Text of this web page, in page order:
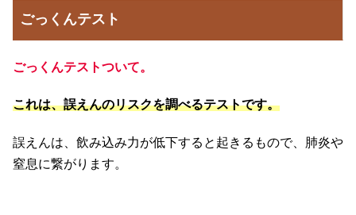
ごっくんテスト
ごっくんテストついて。
これは、誤えんのリスクを調べるテストです。
誤えんは、飲み込み力が低下すると起きるもので、肺炎や
窒息に繋がります。